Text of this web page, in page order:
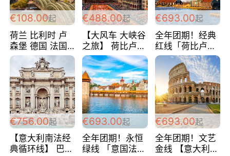
€108.00起
荷兰 比利时 卢
森堡 德国 法国
超爽玩遍西欧 循
环线 全程四星宾
馆 108欧/人/天
€488.00起
【大风车 大峡谷
之旅】 荷比卢德
法 巴黎上下 经
典五国四日游
488欧/人
€693.00起
全年团期！经典
红线「荷比卢德
法」七天循环 五
国 仅售99欧/人/
天！巴黎上下！
包拼房~
€756.00起
【意大利南法经
典循环线】 巴黎
€693.00起
全年团期！永恒
绿线 「意国法
€693.00起
全年团期！文艺
金线 【意大利一